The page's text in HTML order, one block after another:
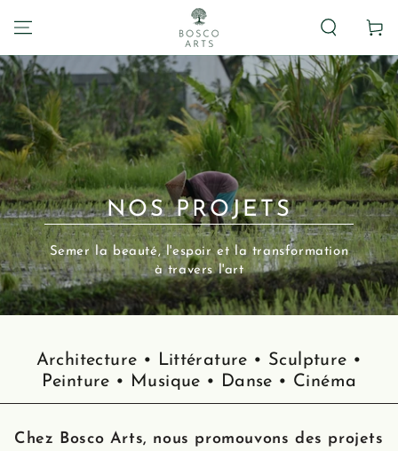
Panier
NOS PROJETS
Semer la beauté, l'espoir et la transformation
à travers l'art
Architecture • Littérature • Sculpture •
Peinture • Musique • Danse • Cinéma
Chez Bosco Arts, nous promouvons des projets